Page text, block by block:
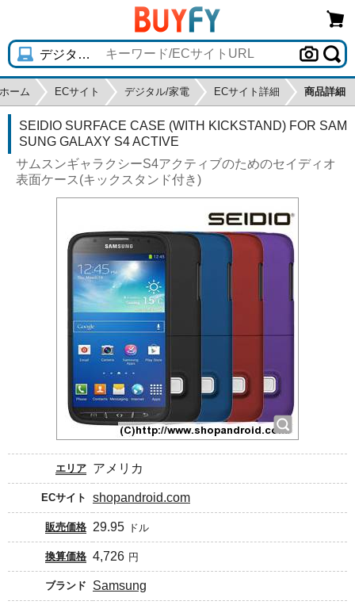
ホーム ECサイト デジタル/家電 ECサイト詳細 商品詳細
SEIDIO SURFACE CASE (WITH KICKSTAND) FOR SAM
SUNG GALAXY S4 ACTIVE
サムスンギャラクシーS4アクティブのためのセイディオ
表面ケース(キックスタンド付き)
エリア アメリカ
ECサイト shopandroid.com
販売価格 29.95 ドル
換算価格 4,726 円
ブランド Samsung